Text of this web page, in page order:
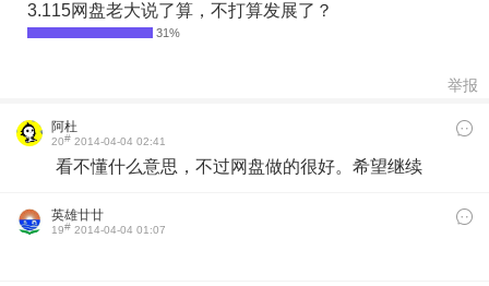
3.115网盘老大说了算，不打算发展了？
举报
阿杜
20# 2014-04-04 02:41
看不懂什么意思，不过网盘做的很好。希望继续
英雄廿廿
19# 2014-04-04 01:07